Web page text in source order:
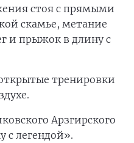
стоя с прямыми
скамье, метание
и прыжок в длину с
тренировки
Арзгирского
с легендой».